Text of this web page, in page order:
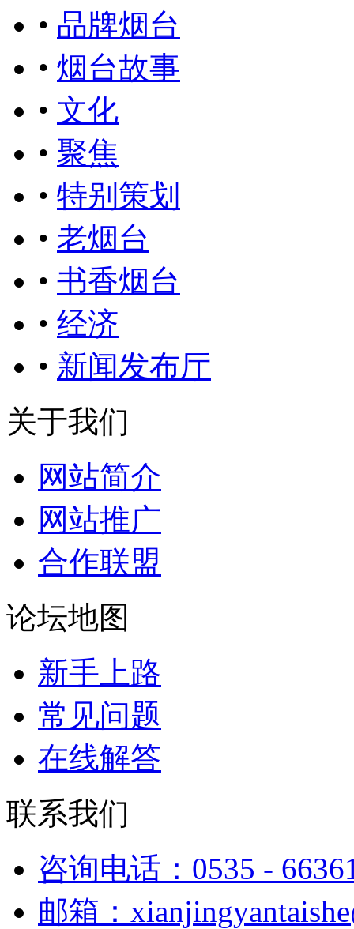
• 品牌烟台
• 烟台故事
• 文化
• 聚焦
• 特别策划
• 老烟台
• 书香烟台
• 经济
• 新闻发布厅
关于我们
网站简介
网站推广
合作联盟
论坛地图
新手上路
常见问题
在线解答
联系我们
咨询电话：0535 -
邮箱：